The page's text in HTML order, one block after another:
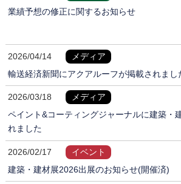
業績予想の修正に関するお知らせ
2026/04/14
メディア
輸送経済新聞にアクアルーフが掲載されまし
2026/03/18
メディア
ペイント&コーティングジャーナルに建築・
れました
2026/02/17
イベント
建築・建材展2026出展のお知らせ(開催済)